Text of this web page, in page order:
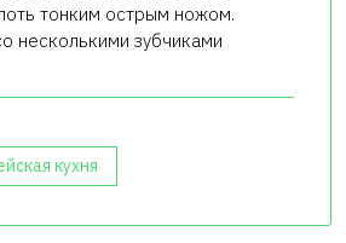
тонким острым ножом.
несколькими зубчиками
кухня